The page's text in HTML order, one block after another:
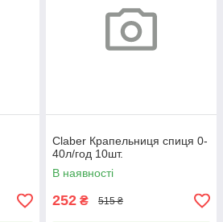
Claber Крапельниця спиця 0-
40л/год 10шт.
В наявності
252 ₴ 515 ₴